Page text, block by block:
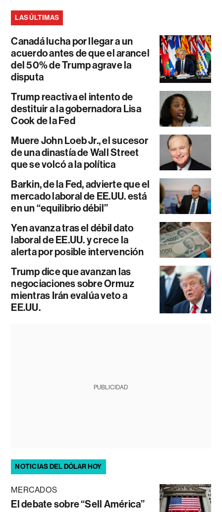
LAS ÚLTIMAS
Canadá lucha por llegar a un
acuerdo antes de que el arancel
del 50% de Trump agrave la
disputa
Trump reactiva el intento de
destituir a la gobernadora Lisa
Cook de la Fed
Muere John Loeb Jr., el sucesor
de una dinastía de Wall Street
que se volcó a la política
Barkin, de la Fed, advierte que el
mercado laboral de EE.UU. está
en un “equilibrio débil”
Yen avanza tras el débil dato
laboral de EE.UU. y crece la
alerta por posible intervención
Trump dice que avanzan las
negociaciones sobre Ormuz
mientras Irán evalúa veto a
EE.UU.
PUBLICIDAD
NOTICIAS DEL DÓLAR HOY
MERCADOS
El debate sobre “Sell América”